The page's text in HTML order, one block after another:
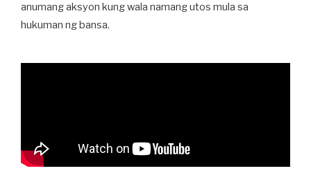
anumang aksyon kung wala namang utos mula sa
hukuman ng bansa.